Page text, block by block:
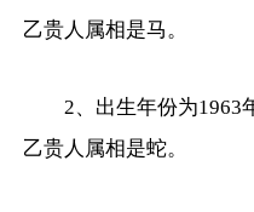
乙贵人属相是马。
2、出生年份为1963
乙贵人属相是蛇。